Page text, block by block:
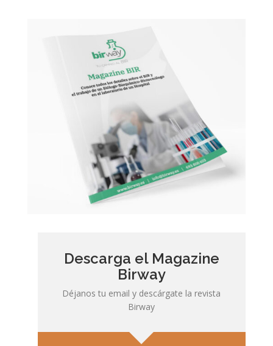
Descarga el Magazine
Birway
Déjanos tu email y descárgate la revista
Birway